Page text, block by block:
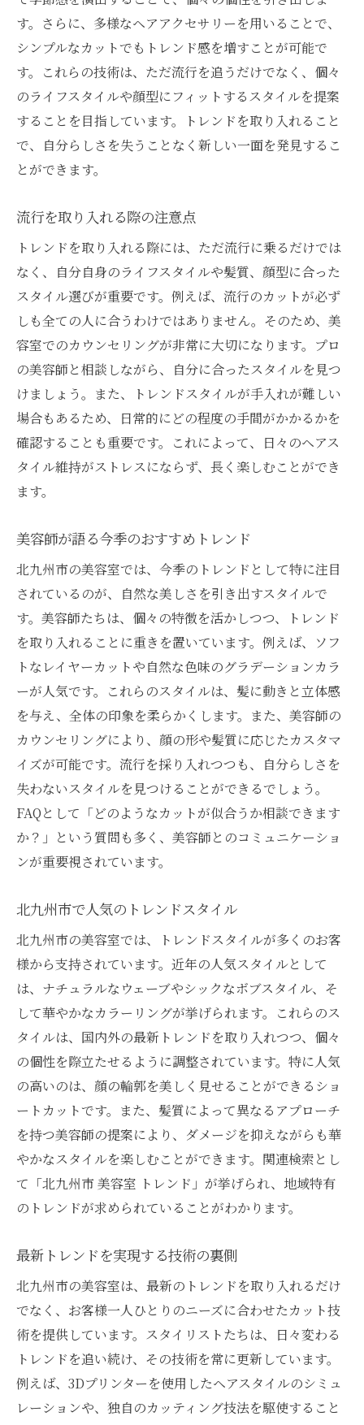
す。さらに、多様なヘアアクセサリーを用いることで、
シンプルなカットでもトレンド感を増すことが可能で
す。これらの技術は、ただ流行を追うだけでなく、個々
のライフスタイルや顔型にフィットするスタイルを提案
することを目指しています。トレンドを取り入れること
で、自分らしさを失うことなく新しい一面を発見するこ
とができます。
流行を取り入れる際の注意点
トレンドを取り入れる際には、ただ流行に乗るだけでは
なく、自分自身のライフスタイルや髪質、顔型に合った
スタイル選びが重要です。例えば、流行のカットが必ず
しも全ての人に合うわけではありません。そのため、美
容室でのカウンセリングが非常に大切になります。プロ
の美容師と相談しながら、自分に合ったスタイルを見つ
けましょう。また、トレンドスタイルが手入れが難しい
場合もあるため、日常的にどの程度の手間がかかるかを
確認することも重要です。これによって、日々のヘアス
タイル維持がストレスにならず、長く楽しむことができ
ます。
美容師が語る今季のおすすめトレンド
北九州市の美容室では、今季のトレンドとして特に注目
されているのが、自然な美しさを引き出すスタイルで
す。美容師たちは、個々の特徴を活かしつつ、トレンド
を取り入れることに重きを置いています。例えば、ソフ
トなレイヤーカットや自然な色味のグラデーションカラ
ーが人気です。これらのスタイルは、髪に動きと立体感
を与え、全体の印象を柔らかくします。また、美容師の
カウンセリングにより、顔の形や髪質に応じたカスタマ
イズが可能です。流行を採り入れつつも、自分らしさを
失わないスタイルを見つけることができるでしょう。
FAQとして「どのようなカットが似合うか相談できます
か？」という質問も多く、美容師とのコミュニケーショ
ンが重要視されています。
北九州市で人気のトレンドスタイル
北九州市の美容室では、トレンドスタイルが多くのお客
様から支持されています。近年の人気スタイルとして
は、ナチュラルなウェーブやシックなボブスタイル、そ
して華やかなカラーリングが挙げられます。これらのス
タイルは、国内外の最新トレンドを取り入れつつ、個々
の個性を際立たせるように調整されています。特に人気
の高いのは、顔の輪郭を美しく見せることができるショ
ートカットです。また、髪質によって異なるアプローチ
を持つ美容師の提案により、ダメージを抑えながらも華
やかなスタイルを楽しむことができます。関連検索とし
て「北九州市 美容室 トレンド」が挙げられ、地域特有
のトレンドが求められていることがわかります。
最新トレンドを実現する技術の裏側
北九州市の美容室は、最新のトレンドを取り入れるだけ
でなく、お客様一人ひとりのニーズに合わせたカット技
術を提供しています。スタイリストたちは、日々変わる
トレンドを追い続け、その技術を常に更新しています。
例えば、3Dプリンターを使用したヘアスタイルのシミュ
レーションや、独自のカッティング技法を駆使すること